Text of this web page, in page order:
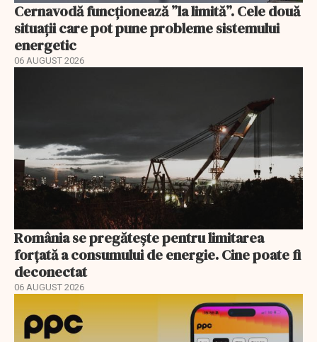
Cernavodă funcționează ”la limită”. Cele două
situații care pot pune probleme sistemului
energetic
06 AUGUST 2026
România se pregătește pentru limitarea
forțată a consumului de energie. Cine poate fi
deconectat
06 AUGUST 2026